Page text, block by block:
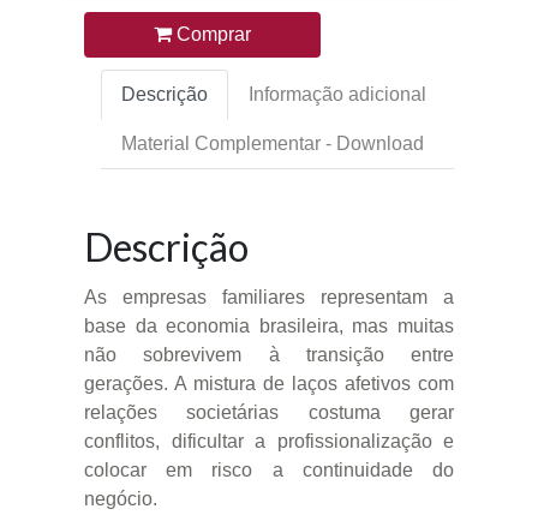
Comprar
Descrição Informação adicional
Material Complementar - Download
Descrição
As empresas familiares representam a
base da economia brasileira, mas muitas
não sobrevivem à transição entre
gerações. A mistura de laços afetivos com
relações societárias costuma gerar
conflitos, dificultar a profissionalização e
colocar em risco a continuidade do
negócio.